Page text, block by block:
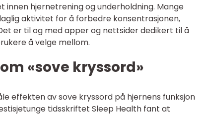
hjernetrening og underholdning. Mange
aktivitet for å forbedre konsentrasjonen,
er til og med apper og nettsider dedikert til å
å velge mellom.
«sove kryssord»
effekten av sove kryssord på hjernens funksjon
tidsskriftet Sleep Health fant at